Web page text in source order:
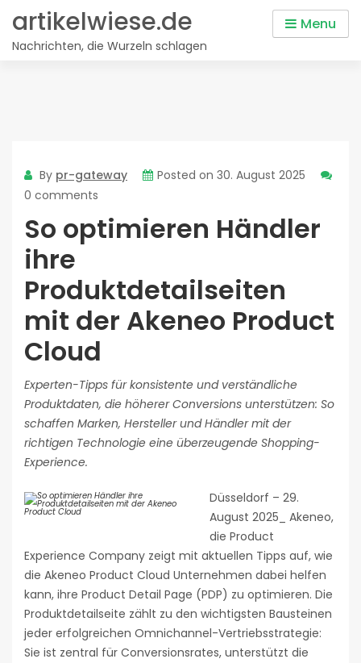
content
artikelwiese.de
Nachrichten, die Wurzeln schlagen
Menu
By pr-gateway Posted on 30. August 2025
0 comments
So optimieren Händler
ihre
Produktdetailseiten
mit der Akeneo Product
Cloud
Experten-Tipps für konsistente und verständliche
Produktdaten, die höherer Conversions unterstützen: So
schaffen Marken, Hersteller und Händler mit der
richtigen Technologie eine überzeugende Shopping-
Experience.
Düsseldorf – 29.
August 2025_ Akeneo,
die Product
Experience Company zeigt mit aktuellen Tipps auf, wie
die Akeneo Product Cloud Unternehmen dabei helfen
kann, ihre Product Detail Page (PDP) zu optimieren. Die
Produktdetailseite zählt zu den wichtigsten Bausteinen
jeder erfolgreichen Omnichannel-Vertriebsstrategie:
Sie ist zentral für Conversionsrates, unterstützt die